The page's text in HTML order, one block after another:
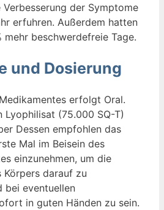
der Symptome
erfuhren. Außerdem hatten
mehr beschwerdefreie Tage.
und Dosierung
erfolgt Oral.
Lyophilisat (75.000 SQ-T)
Dessen empfohlen das
Mal im Beisein des
einzunehmen, um die
Körpers darauf zu
bei eventuellen
in guten Händen zu sein.